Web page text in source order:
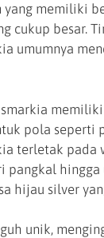
yang memiliki
cukup besar.
umumnya
pola seperti
terletak pada
pangkal hingga
hijau silver
unik,